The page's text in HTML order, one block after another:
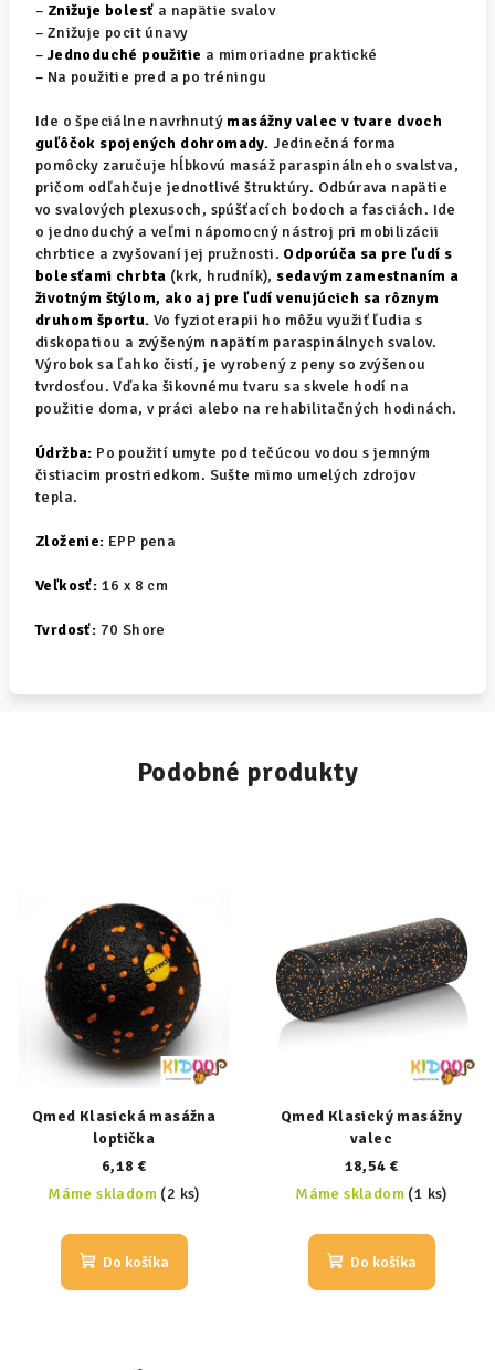
– Znižuje bolesť a napätie svalov
– Znižuje pocit únavy
–Jednoduché použitie a mimoriadne praktické
– Na použitie pred a po tréningu
Ide o špeciálne navrhnutý masážny valec v tvare dvoch
guľôčok spojených dohromady. Jedinečná forma
pomôcky zaručuje hĺbkovú masáž paraspinálneho svalstva,
pričom odľahčuje jednotlivé štruktúry. Odbúrava napätie
vo svalových plexusoch, spúšťacích bodoch a fasciách. Ide
o jednoduchý a veľmi nápomocný nástroj pri mobilizácii
chrbtice a zvyšovaní jej pružnosti. Odporúča sa pre ľudí s
bolesťami chrbta (krk, hrudník), sedavým zamestnaním a
životným štýlom, ako aj pre ľudí venujúcich sa rôznym
druhom športu. Vo fyzioterapii ho môžu využiť ľudia s
diskopatiou a zvýšeným napätím paraspinálnych svalov.
Výrobok sa ľahko čistí, je vyrobený z peny so zvýšenou
tvrdosťou. Vďaka šikovnému tvaru sa skvele hodí na
použitie doma, v práci alebo na rehabilitačných hodinách.
Údržba: Po použití umyte pod tečúcou vodou s jemným
čistiacim prostriedkom. Sušte mimo umelých zdrojov
tepla.
Zloženie: EPP pena
Veľkosť: 16 x 8 cm
Tvrdosť: 70 Shore
Podobné produkty
Qmed Klasická masážna
loptička
6,18 €
Máme skladom (2 ks)
Do košíka
Qmed Klasický masážny
valec
18,54 €
Máme skladom (1 ks)
Do košíka